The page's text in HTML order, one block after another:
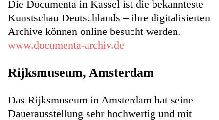
Die Documenta in Kassel ist die bekannteste
Kunstschau Deutschlands – ihre digitalisierten
Archive können online besucht werden.
www.documenta-archiv.de
Rijksmuseum, Amsterdam
Das Rijksmuseum in Amsterdam hat seine
Dauerausstellung sehr hochwertig und mit